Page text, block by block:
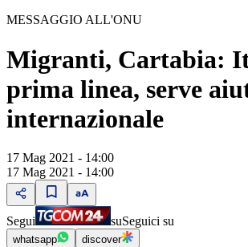
MESSAGGIO ALL'ONU
Migranti, Cartabia:
prima linea, serve
internazionale
17 Mag 2021 - 14:00
17 Mag 2021 - 14:00
Segui suSeguici su
whatsapp discover